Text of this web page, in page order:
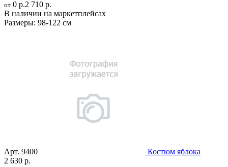
от 0 р.2 710 р.
В наличии на маркетплейсах
Размеры: 98-122 см
Арт. 9400
Костюм яблока
2 630 р.